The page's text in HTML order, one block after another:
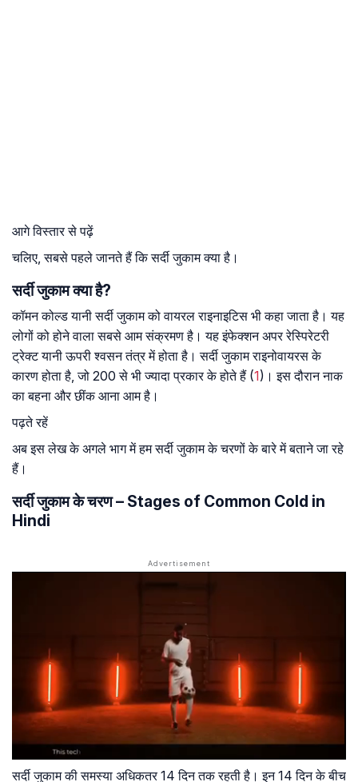
आगे विस्तार से पढ़ें
चलिए, सबसे पहले जानते हैं कि सर्दी जुकाम क्या है।
सर्दी जुकाम क्या है?
कॉमन कोल्ड यानी सर्दी जुकाम को वायरल राइनाइटिस भी कहा जाता है। यह
लोगों को होने वाला सबसे आम संक्रमण है। यह इंफेक्शन अपर रेस्पिरेटरी
ट्रेक्ट यानी ऊपरी श्वसन तंत्र में होता है। सर्दी जुकाम राइनोवायरस के
कारण होता है, जो 200 से भी ज्यादा प्रकार के होते हैं (1)। इस दौरान नाक
का बहना और छींक आना आम है।
पढ़ते रहें
अब इस लेख के अगले भाग में हम सर्दी जुकाम के चरणों के बारे में बताने जा रहे
हैं।
सर्दी जुकाम के चरण – Stages of Common Cold in
Hindi
सर्दी जुकाम की समस्या अधिकतर 14 दिन तक रहती है। इन 14 दिन के बीच